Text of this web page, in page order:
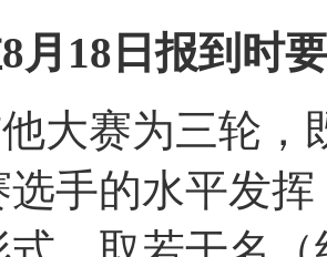
月18日报到时
大赛为三轮，
手的水平发